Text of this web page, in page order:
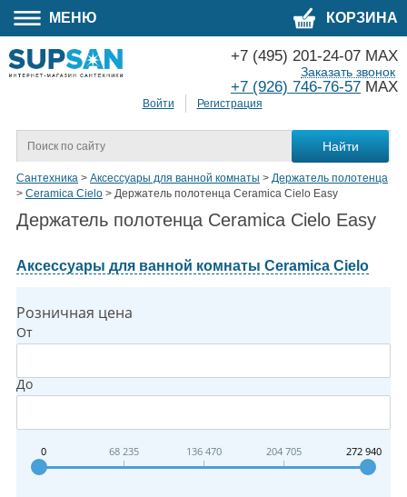
МЕНЮ КОРЗИНА
Войти Регистрация
+7 (495) 201-24-07 MAX
+7 (926) 746-76-57 MAX
Заказать звонок
Сантехника > Аксессуары для ванной комнаты > Держатель полотенца
> Ceramica Cielo > Держатель полотенца Ceramica Cielo Easy
Держатель полотенца Ceramica Cielo Easy
Аксессуары для ванной комнаты Ceramica Cielo
Розничная цена
От
До
0 68 235 136 470 204 705 272 940